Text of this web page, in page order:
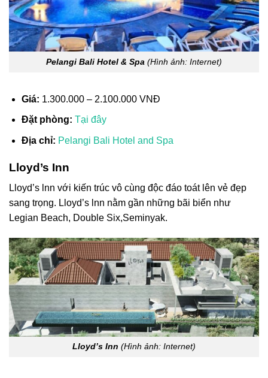
Pelangi Bali Hotel & Spa (Hình ảnh: Internet)
Giá: 1.300.000 – 2.100.000 VNĐ
Đặt phòng: Tại đây
Địa chỉ: Pelangi Bali Hotel and Spa
Lloyd’s Inn
Lloyd’s lnn với kiến trúc vô cùng độc đáo toát lên vẻ đẹp
sang trọng. Lloyd’s lnn nằm gần những bãi biển như
Legian Beach, Double Six,Seminyak.
Lloyd’s Inn (Hình ảnh: Internet)